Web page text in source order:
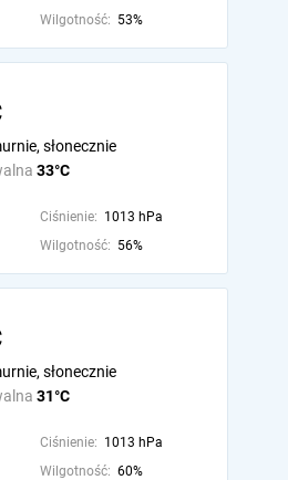
Wilgotność: 53%
33°C
słonecznie
Ciśnienie: 1013 hPa
Wilgotność: 56%
31°C
słonecznie
Ciśnienie: 1013 hPa
Wilgotność: 60%